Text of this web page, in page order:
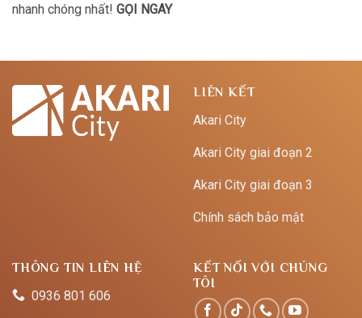
nhanh chóng nhất! GỌI NGAY
LIÊN KẾT
Akari City
Akari City giai đoạn 2
Akari City giai đoạn 3
Chính sách bảo mật
THÔNG TIN LIÊN HỆ
0936 801 606
KẾT NỐI VỚI CHÚNG
TÔI